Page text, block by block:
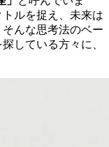
ルを捉え、未来は
んな思考法のベー
している方々に、